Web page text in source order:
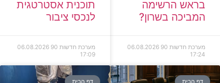
בראש הרשימה
המביכה בשרון?
מערכת חדשות 90
06.08.2026
17:24
תוכנית אסטרטגית
לנכסי ציבור
מערכת חדשות 90
06.08.2026
17:09
דף הבית דף הבית